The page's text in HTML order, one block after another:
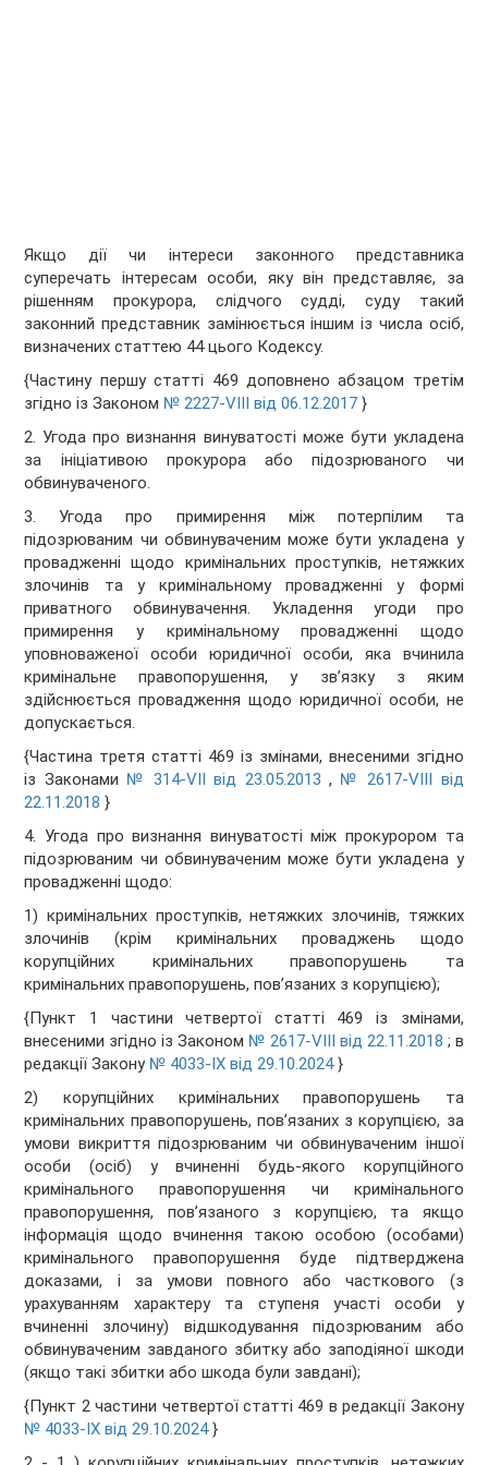
Якщо дії чи інтереси законного представника
суперечать інтересам особи, яку він представляє, за
рішенням прокурора, слідчого судді, суду такий
законний представник замінюється іншим із числа осіб,
визначених статтею 44 цього Кодексу.
{Частину першу статті 469 доповнено абзацом третім
згідно із Законом № 2227-VIII від 06.12.2017 }
2. Угода про визнання винуватості може бути укладена
за ініціативою прокурора або підозрюваного чи
обвинуваченого.
3. Угода про примирення між потерпілим та
підозрюваним чи обвинуваченим може бути укладена у
провадженні щодо кримінальних проступків, нетяжких
злочинів та у кримінальному провадженні у формі
приватного обвинувачення. Укладення угоди про
примирення у кримінальному провадженні щодо
уповноваженої особи юридичної особи, яка вчинила
кримінальне правопорушення, у зв’язку з яким
здійснюється провадження щодо юридичної особи, не
допускається.
{Частина третя статті 469 із змінами, внесеними згідно
із Законами № 314-VII від 23.05.2013 , № 2617-VIII від
22.11.2018 }
4. Угода про визнання винуватості між прокурором та
підозрюваним чи обвинуваченим може бути укладена у
провадженні щодо:
1) кримінальних проступків, нетяжких злочинів, тяжких
злочинів (крім кримінальних проваджень щодо
корупційних кримінальних правопорушень та
кримінальних правопорушень, пов’язаних з корупцією);
{Пункт 1 частини четвертої статті 469 із змінами,
внесеними згідно із Законом № 2617-VIII від 22.11.2018 ; в
редакції Закону № 4033-IX від 29.10.2024}
2) корупційних кримінальних правопорушень та
кримінальних правопорушень, пов’язаних з корупцією, за
умови викриття підозрюваним чи обвинуваченим іншої
особи (осіб) у вчиненні будь-якого корупційного
кримінального правопорушення чи кримінального
правопорушення, пов’язаного з корупцією, та якщо
інформація щодо вчинення такою особою (особами)
кримінального правопорушення буде підтверджена
доказами, і за умови повного або часткового (з
урахуванням характеру та ступеня участі особи у
вчиненні злочину) відшкодування підозрюваним або
обвинуваченим завданого збитку або заподіяної шкоди
(якщо такі збитки або шкода були завдані);
{Пункт 2 частини четвертої статті 469 в редакції Закону
№ 4033-IX від 29.10.2024}